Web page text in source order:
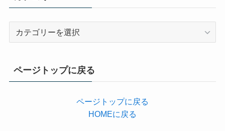
ページトップに戻る
ページトップに戻る
HOMEに戻る